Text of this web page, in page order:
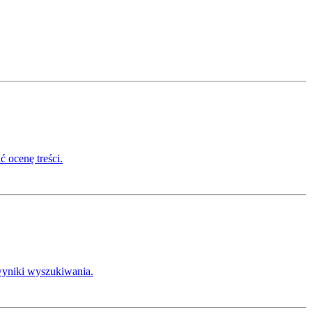
ocenę treści.
wyszukiwania.